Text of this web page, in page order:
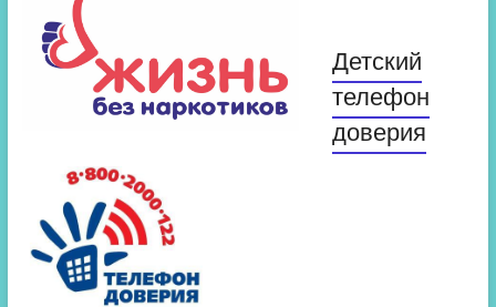
Детский
телефон
доверия